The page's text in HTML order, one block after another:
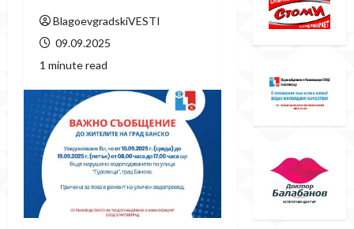
BlagoevgradskiVESTI
09.09.2025
1 minute read